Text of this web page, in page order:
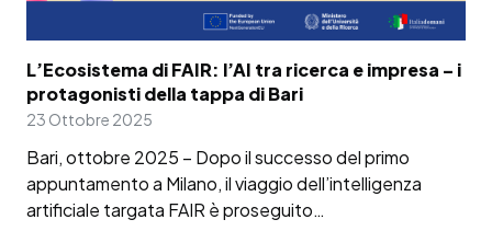
L’Ecosistema di FAIR: l’AI tra ricerca e impresa – i
protagonisti della tappa di Bari
23 Ottobre 2025
Bari, ottobre 2025 – Dopo il successo del primo
appuntamento a Milano, il viaggio dell’intelligenza
artificiale targata FAIR è proseguito…